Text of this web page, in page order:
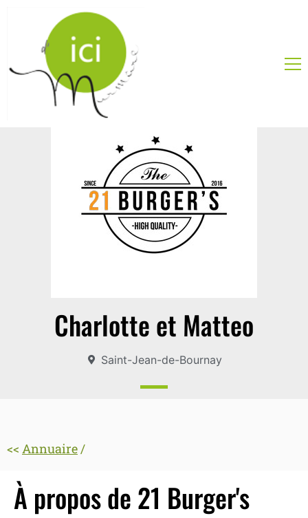
Charlotte et Matteo
Saint-Jean-de-Bournay
<< Annuaire/
À propos de 21 Burger's